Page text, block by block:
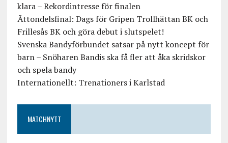
klara – Rekordintresse för finalen
Åttondelsfinal: Dags för Gripen Trollhättan BK och
Frillesås BK och göra debut i slutspelet!
Svenska Bandyförbundet satsar på nytt koncept för
barn – Snöharen Bandis ska få fler att åka skridskor
och spela bandy
Internationellt: Trenationers i Karlstad
MATCHNYTT